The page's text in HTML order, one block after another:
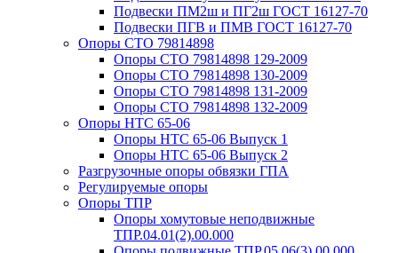
Подвески ПМ2ш и ПГ2ш ГОСТ 16127-70
Подвески ПГВ и ПМВ ГОСТ 16127-70
Опоры СТО 79814898
Опоры СТО 79814898 129-2009
Опоры СТО 79814898 130-2009
Опоры СТО 79814898 131-2009
Опоры СТО 79814898 132-2009
Опоры НТС 65-06
Опоры НТС 65-06 Выпуск 1
Опоры НТС 65-06 Выпуск 2
Разгрузочные опоры обвязки ГПА
Регулируемые опоры
Опоры ТПР
Опоры хомутовые неподвижные
ТПР.04.01(2).00.000